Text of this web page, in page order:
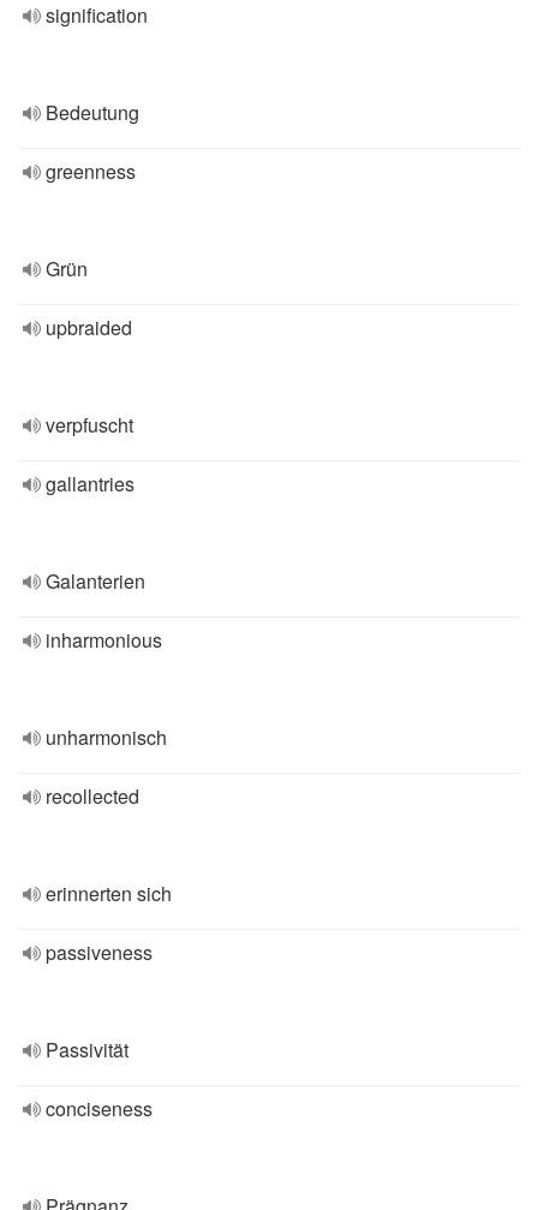
signification
Bedeutung
greenness
Grün
upbraided
verpfuscht
gallantries
Galanterien
inharmonious
unharmonisch
recollected
erinnerten sich
passiveness
Passivität
conciseness